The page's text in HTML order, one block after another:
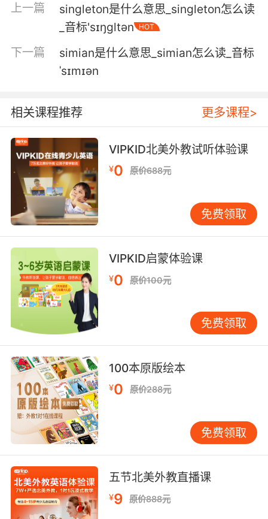
5. And...she's a better singer than me
而且 反正她唱歌也比我好
我之前来过 可我怯场了 但我会唱歌
7. I can do it, and I'm not even a singer.
我也能唱 我可不是歌手
8. And you're a singer, and you're trying to be
a mom.
你成了一位歌手 而且正在努力成为一位母亲
9. but half of those singers were over 30.
但这些歌手大半都超过30岁了
10. I was a singer, I had a record deal.
我本来是个歌手 我有唱片的合同
上一篇
singleton是什么意思_singleton怎么读
_音标'sɪŋɡltən
HOT
下一篇
simian是什么意思_simian怎么读_音标
ˈsɪmɪən
相关课程推荐 更多课程>
VIPKID北美外教试听体验课
¥0 原价688元
免费领取
VIPKID启蒙体验课
¥0 原价100元
免费领取
100本原版绘本
¥0 原价288元
免费领取
五节北美外教直播课
¥9 原价888元